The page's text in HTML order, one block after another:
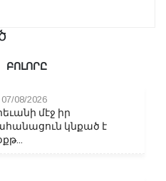
ԲՈԼՈՐԸ
07/08/2026
մէջ իր
կնքած է